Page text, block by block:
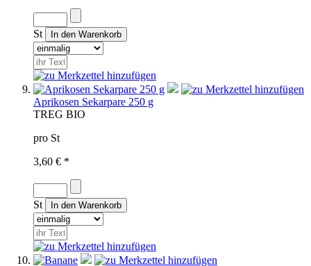
St
Aprikosen Sekarpare 250 g
TREG BIO
pro St
3,60 € *
St